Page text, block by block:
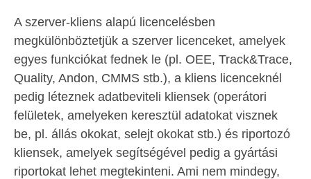
A szerver-kliens alapú licencelésben
megkülönböztetjük a szerver licenceket, amelyek
egyes funkciókat fednek le (pl. OEE, Track&Trace,
Quality, Andon, CMMS stb.), a kliens licenceknél
pedig léteznek adatbeviteli kliensek (operátori
felületek, amelyeken keresztül adatokat visznek
be, pl. állás okokat, selejt okokat stb.) és riportozó
kliensek, amelyek segítségével pedig a gyártási
riportokat lehet megtekinteni. Ami nem mindegy,